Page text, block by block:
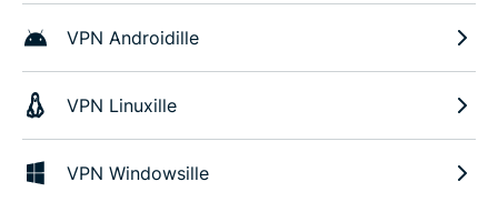
VPN Androidille
VPN Linuxille
VPN Windowsille